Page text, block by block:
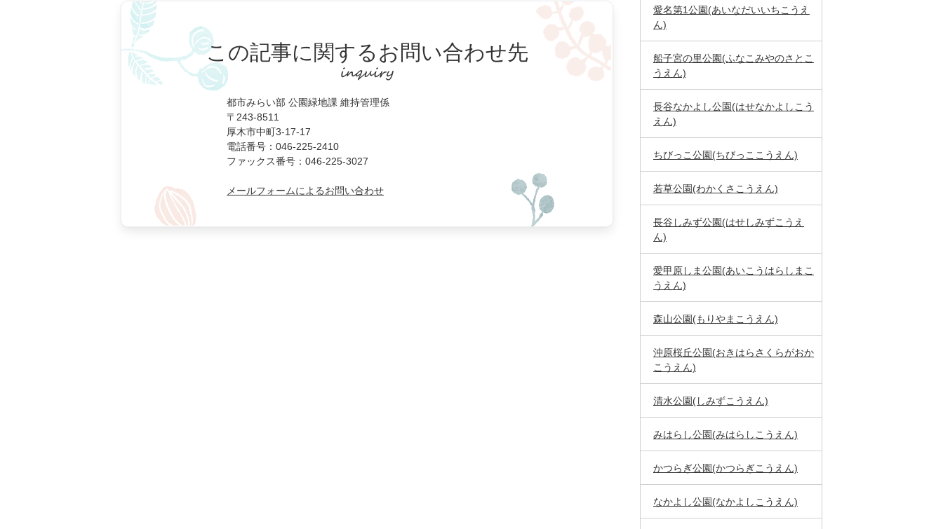
この記事に関するお問い合わせ先
都市みらい部 公園緑地課 維持管理係
〒243-8511
厚木市中町3-17-17
電話番号：046-225-2410
ファックス番号：046-225-3027
メールフォームによるお問い合わせ
愛名第1公園(あいなだいいちこうえ
ん)
船子宮の里公園(ふなこみやのさとこ
うえん)
長谷なかよし公園(はせなかよしこう
えん)
ちびっこ公園(ちびっここうえん)
若草公園(わかくさこうえん)
長谷しみず公園(はせしみずこうえ
ん)
愛甲原しま公園(あいこうはらしまこ
うえん)
森山公園(もりやまこうえん)
沖原桜丘公園(おきはらさくらがおか
こうえん)
清水公園(しみずこうえん)
みはらし公園(みはらしこうえん)
かつらぎ公園(かつらぎこうえん)
なかよし公園(なかよしこうえん)